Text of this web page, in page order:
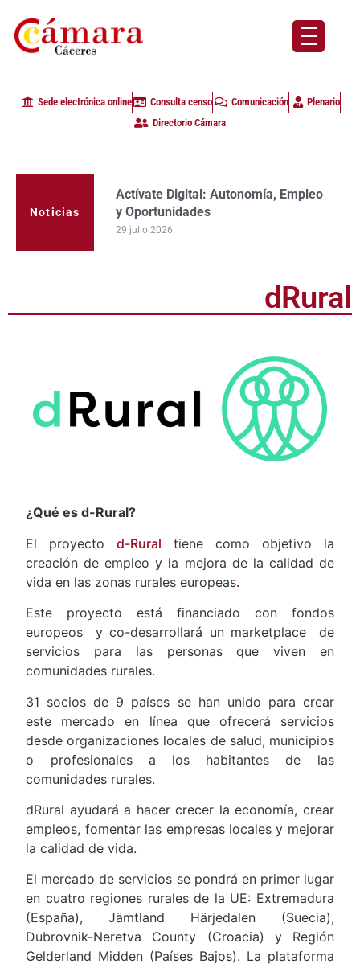
Sede electrónica online Consulta censo Comunicación
Plenario
Directorio Cámara
Noticias
Actívate Digital: Autonomía, Empleo
y Oportunidades
29 julio 2026
La Cámara de Comercio de Cáceres
clausura con alta participación de
empresas en la primera edición del
dRural
¿Qué es d-Rural?
El proyectod-Rural tiene como objetivo la
creación de empleo y la mejora de la calidad de
vida en las zonas rurales europeas.
Este proyecto está financiado con fondos
europeos y co-desarrollará un marketplace de
servicios para las personas que viven en
comunidades rurales.
31 socios de 9 países se han unido para crear
este mercado en línea que ofrecerá servicios
desde organizaciones locales de salud, municipios
o profesionales a los habitantes de las
comunidades rurales.
dRural ayudará a hacer crecer la economía, crear
empleos, fomentar las empresas locales y mejorar
la calidad de vida.
El mercado de servicios se pondrá en primer lugar
en cuatro regiones rurales de la UE: Extremadura
(España), Jämtland Härjedalen (Suecia),
Dubrovnik-Neretva County (Croacia) y Región
Gelderland Midden (Países Bajos). La plataforma